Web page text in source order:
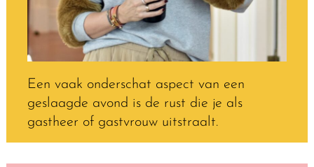
Een vaak onderschat aspect van een
geslaagde avond is de rust die je als
gastheer of gastvrouw uitstraalt.